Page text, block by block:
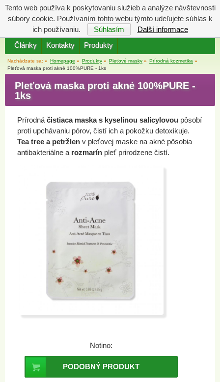
Pleťová maska proti akné 100%PURE -
1ks
Prírodná čistiaca maska s kyselinou salicylovou pôsobí
proti upchávaniu pórov, čistí ich a pokožku detoxikuje.
Tea tree a petržlen v pleťovej maske na akné pôsobia
antibakteriálne a rozmarín pleť prirodzene čistí.
Notino:
PODOBNÝ PRODUKT
Články Kontakty Produkty
Nachádzate sa: » Homepage » Produkty » Pleťové masky » Prírodná kozmetika »
Pleťová maska proti akné 100%PURE - 1ks
Tento web používa k poskytovaniu služieb a analýze návštevnosti
súbory cookie. Používaním tohto webu týmto udeľujete súhlas k
ich používaniu.
Súhlasím Další informace
Váš košík
Katalóg